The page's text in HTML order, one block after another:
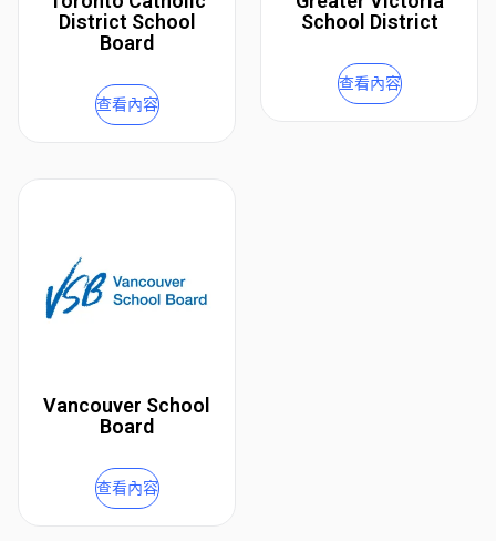
District School
Board
查看內容
School District
查看內容
Vancouver School
Board
查看內容